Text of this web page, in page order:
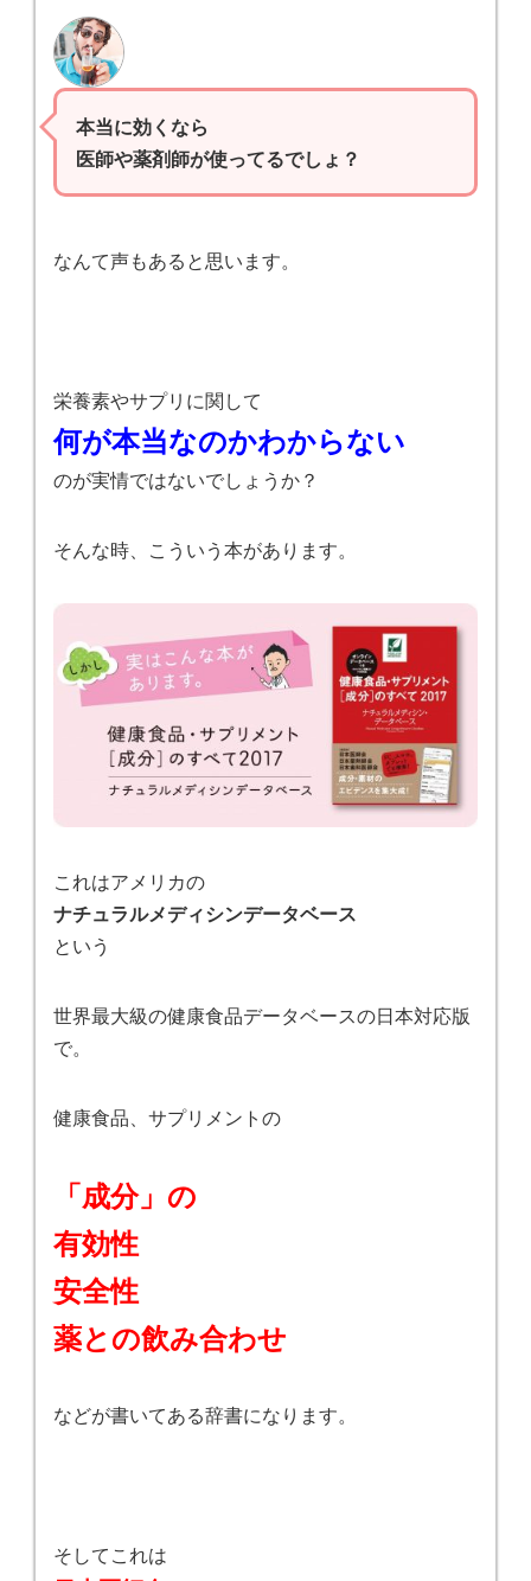
本当に効くなら
医師や薬剤師が使ってるでしょ？
なんて声もあると思います。
栄養素やサプリに関して
何が本当なのかわからない
のが実情ではないでしょうか？
そんな時、こういう本があります。
これはアメリカの
ナチュラルメディシンデータベース
という
世界最大級の健康食品データベースの日本対応版
で。
健康食品、サプリメントの
「成分」の
有効性
安全性
薬との飲み合わせ
などが書いてある辞書になります。
そしてこれは